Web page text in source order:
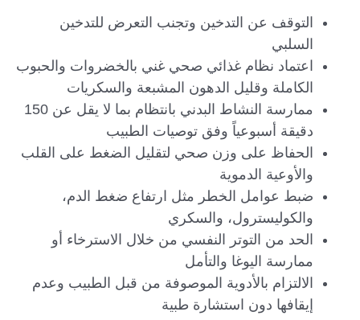
التوقف عن التدخين وتجنب التعرض للتدخين
السلبي
اعتماد نظام غذائي صحي غني بالخضروات والحبوب
الكاملة وقليل الدهون المشبعة والسكريات
ممارسة النشاط البدني بانتظام بما لا يقل عن 150
دقيقة أسبوعياً وفق توصيات الطبيب
الحفاظ على وزن صحي لتقليل الضغط على القلب
والأوعية الدموية
ضبط عوامل الخطر مثل ارتفاع ضغط الدم،
والكوليسترول، والسكري
الحد من التوتر النفسي من خلال الاسترخاء أو
ممارسة اليوغا والتأمل
الالتزام بالأدوية الموصوفة من قبل الطبيب وعدم
إيقافها دون استشارة طبية